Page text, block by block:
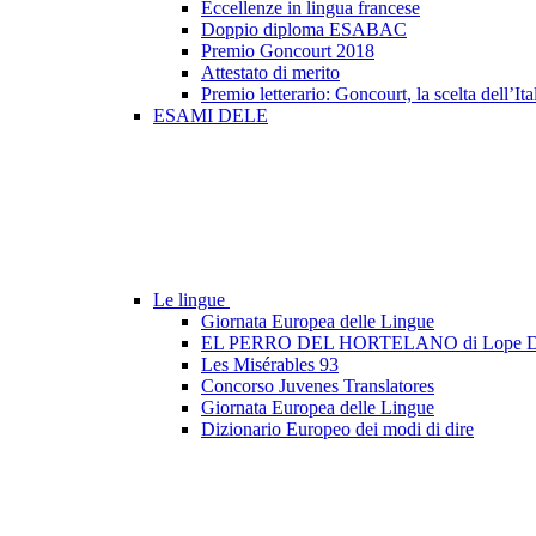
Eccellenze in lingua francese
Doppio diploma ESABAC
Premio Goncourt 2018
Attestato di merito
Premio letterario: Goncourt, la scelta
ESAMI DELE
Le lingue
Giornata Europea delle Lingue
EL PERRO DEL HORTELANO di Lope
Les Misérables 93
Concorso Juvenes Translatores
Giornata Europea delle Lingue
Dizionario Europeo dei modi di dire